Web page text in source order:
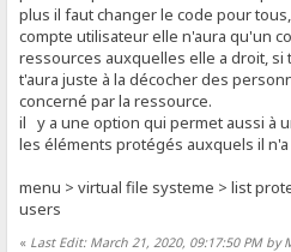
plus il faut changer le code pour
compte utilisateur elle n'aura qu'un
ressources auxquelles elle a droit,
t'aura juste à la décocher des
concerné par la ressource.
il y a une option qui permet aussi à
les éléments protégés auxquels il n'a
menu > virtual file systeme > list
users
« Last Edit: March 21, 2020, 09:17:50 PM by